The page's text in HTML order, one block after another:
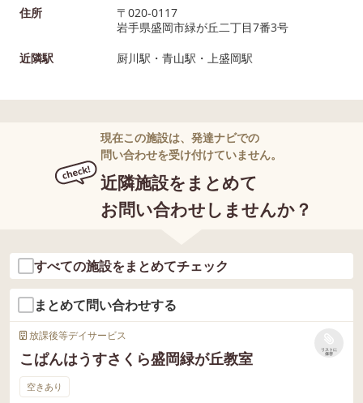
住所
〒020-0117
岩手県盛岡市緑が丘二丁目7番3号
近隣駅
厨川駅・青山駅・上盛岡駅
現在この施設は、発達ナビでの
問い合わせを受け付けていません。
近隣施設をまとめて
お問い合わせしませんか？
すべての施設をまとめてチェック
まとめて問い合わせする
放課後等デイサービス
こぱんはうすさくら盛岡緑が丘教室
リストに
保存
空きあり